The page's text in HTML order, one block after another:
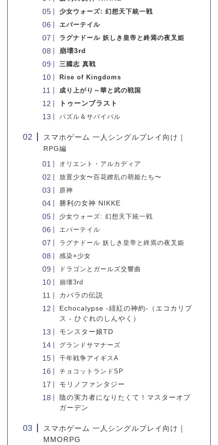
少女ウォーズ: 幻想天下統一戦
エバーテイル
ラグナドール 妖しき皇帝と終焉の夜叉姫
崩壊3rd
三國志 真戦
Rise of Kingdoms
成り上がり～華と武の戦国
トゥーンブラスト
パズル＆サバイバル
スマホゲーム 一人シングルプレイ向け｜
RPG編
オリエント・アルカディア
放置少女〜百花繚乱の萌姫たち〜
原神
勝利の女神 NIKKE
少女ウォーズ: 幻想天下統一戦
エバーテイル
ラグナドール 妖しき皇帝と終焉の夜叉姫
感染×少女
ドラゴンとガールズ交響曲
崩壊3rd
カバラの伝説
Echocalypse -緋紅の神約-（エコカリプ
ス - ひぐれのしんやく）
モンスター娘TD
グランドサマナーズ
千年戦争アイギスA
チョコットランドSP
モリノファンタジー
陰の実力者になりたくて！マスターオブ
ガーデン
スマホゲーム 一人シングルプレイ向け｜
MMORPG